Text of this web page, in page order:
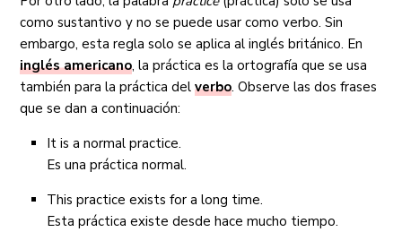
como sustantivo y no se puede usar como verbo. Sin
embargo, esta regla solo se aplica al inglés británico. En
inglés americano, la práctica es la ortografía que se usa
también para la práctica delverbo. Observe las dos frases
que se dan a continuación:
It is a normal practice.
Es una práctica normal.
This practice exists for a long time.
Esta práctica existe desde hace mucho tiempo.